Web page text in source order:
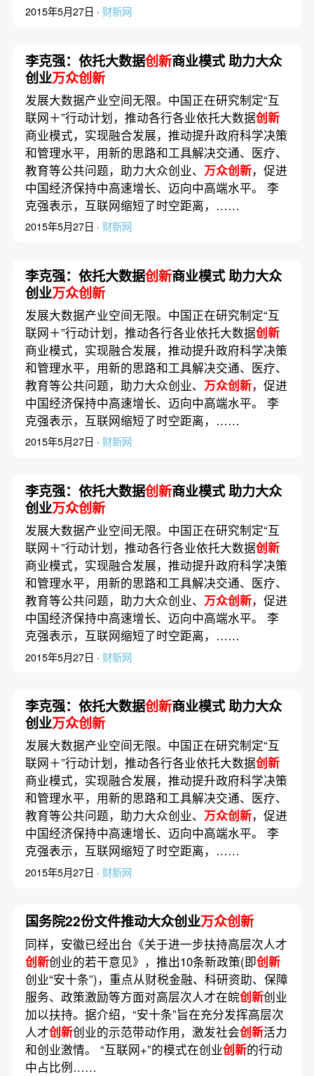
2015年5月27日 · 财新网
李克强：依托大数据创新商业模式 助力大众
创业万众创新
发展大数据产业空间无限。中国正在研究制定“互
联网＋”行动计划，推动各行各业依托大数据创新
商业模式，实现融合发展，推动提升政府科学决策
和管理水平，用新的思路和工具解决交通、医疗、
教育等公共问题，助力大众创业、 万众创新，促进
中国经济保持中高速增长、迈向中高端水平。 李
克强表示，互联网缩短了时空距离，……
2015年5月27日 · 财新网
李克强：依托大数据创新商业模式 助力大众
创业万众创新
发展大数据产业空间无限。中国正在研究制定“互
联网＋”行动计划，推动各行各业依托大数据创新
商业模式，实现融合发展，推动提升政府科学决策
和管理水平，用新的思路和工具解决交通、医疗、
教育等公共问题，助力大众创业、 万众创新，促进
中国经济保持中高速增长、迈向中高端水平。 李
克强表示，互联网缩短了时空距离，……
2015年5月27日 · 财新网
李克强：依托大数据创新商业模式 助力大众
创业万众创新
发展大数据产业空间无限。中国正在研究制定“互
联网＋”行动计划，推动各行各业依托大数据创新
商业模式，实现融合发展，推动提升政府科学决策
和管理水平，用新的思路和工具解决交通、医疗、
教育等公共问题，助力大众创业、 万众创新，促进
中国经济保持中高速增长、迈向中高端水平。 李
克强表示，互联网缩短了时空距离，……
2015年5月27日 · 财新网
李克强：依托大数据创新商业模式 助力大众
创业万众创新
发展大数据产业空间无限。中国正在研究制定“互
联网＋”行动计划，推动各行各业依托大数据创新
商业模式，实现融合发展，推动提升政府科学决策
和管理水平，用新的思路和工具解决交通、医疗、
教育等公共问题，助力大众创业、 万众创新，促进
中国经济保持中高速增长、迈向中高端水平。 李
克强表示，互联网缩短了时空距离，……
2015年5月27日 · 财新网
国务院22份文件推动大众创业万众创新
同样，安徽已经出台《关于进一步扶持高层次人才
创新创业的若干意见》，推出10条新政策(即创新
创业“安十条”)，重点从财税金融、科研资助、保障
服务、政策激励等方面对高层次人才在皖创新创业
加以扶持。据介绍，“安十条”旨在充分发挥高层次
人才创新创业的示范带动作用，激发社会创新活力
和创业激情。 “互联网+”的模式在创业创新的行动
中占比例……